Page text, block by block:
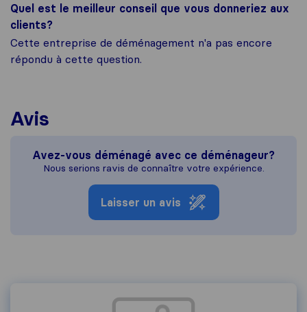
Quel est le meilleur conseil que vous donneriez aux
clients?
Cette entreprise de déménagement n'a pas encore
répondu à cette question.
Avis
Avez-vous déménagé avec ce déménageur?
Nous serions ravis de connaître votre expérience.
Laisser un avis